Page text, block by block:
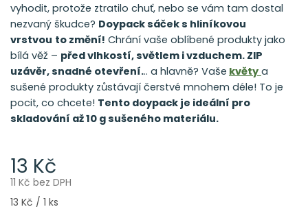
13 Kč
11 Kč bez DPH
Měrná
13 Kč / 1 ks
vyhodit, protože ztratilo chuť, nebo se vám tam dostal
nezvaný škudce? Doypack sáček s hliníkovou
vrstvou to změní! Chrání vaše oblíbené produkty jako
bílá věž – před vlhkostí, světlem i vzduchem. ZIP
uzávěr, snadné otevření... a hlavně? Vaše květy a
sušené produkty zůstávají čerstvé mnohem déle! To je
pocit, co chcete! Tento doypack je ideální pro
skladování až 10 g sušeného materiálu.